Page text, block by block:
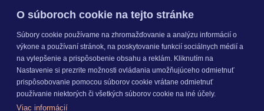
Cenníky Odporučte nás Právne dokumenty
Odporúčaná
konfiguráciaAktualizácia verziíMobilné aplikácie
CenníkyOdporučte násPrávne dokumentyOdporúčaná
konfiguráciaAktualizácia verziíMobilné aplikácie
O súboroch cookie na tejto stránke
Súbory cookie používame na zhromažďovanie a analýzu informácií o
výkone a používaní stránok, na poskytovanie funkcií sociálnych médií a
na vylepšenie a prispôsobenie obsahu a reklám. Kliknutím na
Nastavenie si prezrite možnosti ovládania umožňujúceho odmietnuť
prispôsobovanie pomocou súborov cookie vrátane odmietnuť
používanie niektorých či všetkých súborov cookie na iné účely.
Viac informácií